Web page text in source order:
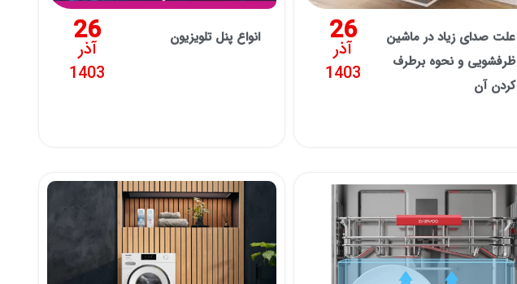
علت صدای زیاد در ماشین
ظرفشویی و نحوه برطرف
کردن آن
26
آذر
1403
انواع پنل تلویزیون 26
آذر
1403